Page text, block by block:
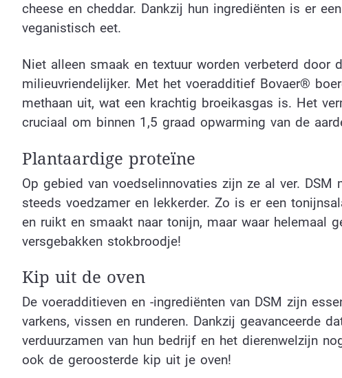
cheese en cheddar. Dankzij hun ingrediënten is er
veganistisch eet.
Niet alleen smaak en textuur worden verbeterd door
milieuvriendelijker. Met het voeradditief Bovaer®
methaan uit, wat een krachtig broeikasgas is. Het
cruciaal om binnen 1,5 graad opwarming van de
Plantaardige proteïne
Op gebied van voedselinnovaties zijn ze al ver.
steeds voedzamer en lekkerder. Zo is er een
en ruikt en smaakt naar tonijn, maar waar helemaal
versgebakken stokbroodje!
Kip uit de oven
De voeradditieven en -ingrediënten van DSM zijn
varkens, vissen en runderen. Dankzij geavanceerde
verduurzamen van hun bedrijf en het dierenwelzijn
ook de geroosterde kip uit je oven!